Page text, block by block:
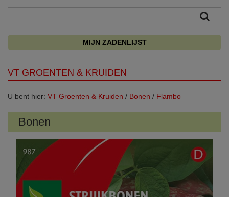
MIJN ZADENLIJST
VT GROENTEN & KRUIDEN
U bent hier: VT Groenten & Kruiden / Bonen / Flambo
Bonen